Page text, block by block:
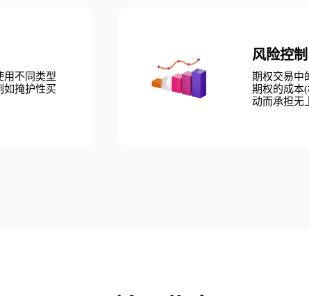
用不同类型
如掩护性买
风险控制
期权交易中
期权的成本
动而承担无